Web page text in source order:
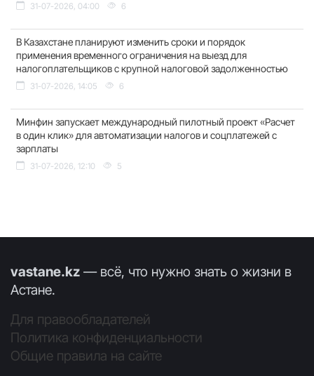
31-07-2026, 04:00 6
В Казахстане планируют изменить сроки и порядок
применения временного ограничения на выезд для
налогоплательщиков с крупной налоговой задолженностью
31-07-2026, 14:05 6
Минфин запускает международный пилотный проект «Расчет
в один клик» для автоматизации налогов и соцплатежей с
зарплаты
31-07-2026, 12:10 5
vastane.kz — всё, что нужно знать о жизни в
Астане.
Для правообладателей
Политика конфиденциальности
Общие правила на сайте